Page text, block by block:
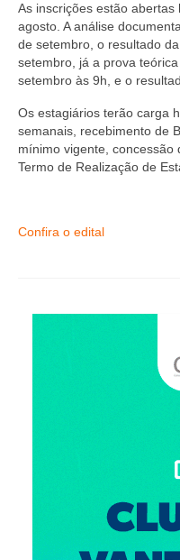
Eleições
Eleições
Agenda do
Editais e
Processos Éticos
Censura
Suspensão do
As inscrições estão
agosto. A análise
de setembro, o resultado
setembro, já a prova
setembro às 9h, e o
Os estagiários terão carga
semanais, recebimento de
mínimo vigente, concessão
Termo de Realização de
Confira o edital